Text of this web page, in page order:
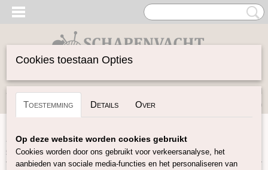
Inloggen Registreren
(0)
Home>Gekaarde Wol>Corriedal kaardvlies in lont
gekleurd >Corriedale kaardvlies in lont helder blauw KL30
Cookies toestaan Opties
Toestemming Details Over
Op deze website worden cookies gebruikt
Cookies worden door ons gebruikt voor verkeersanalyse, het
aanbieden van sociale media-functies en het personaliseren van